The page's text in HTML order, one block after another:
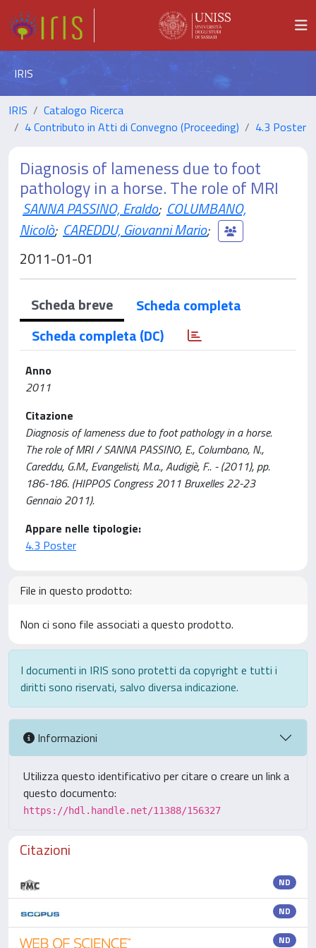
IRIS
IRIS
Catalogo Ricerca
4 Contributo in Atti di Convegno (Proceeding)
4.3 Poster
Diagnosis of lameness due to foot
pathology in a horse. The role of MRI
SANNA PASSINO, Eraldo; COLUMBANO,
Nicolò; CAREDDU, Giovanni Mario;
2011-01-01
Scheda breve
Scheda completa
Scheda completa (DC)
Anno
2011
Citazione
Diagnosis of lameness due to foot pathology in a horse.
The role of MRI / SANNA PASSINO, E., Columbano, N.,
Careddu, G.M., Evangelisti, M.a., Audigiè, F.. - (2011), pp.
186-186. (HIPPOS Congress 2011 Bruxelles 22-23
Gennaio 2011).
Appare nelle tipologie:
4.3 Poster
File in questo prodotto:
Non ci sono file associati a questo prodotto.
I documenti in IRIS sono protetti da copyright e tutti i
diritti sono riservati, salvo diversa indicazione.
Informazioni
Utilizza questo identificativo per citare o creare un link a
questo documento:
https://hdl.handle.net/11388/156327
Citazioni
ND
ND
ND